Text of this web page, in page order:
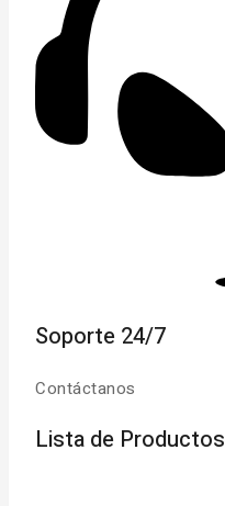
Soporte 24/7
Contáctanos
Lista de Productos